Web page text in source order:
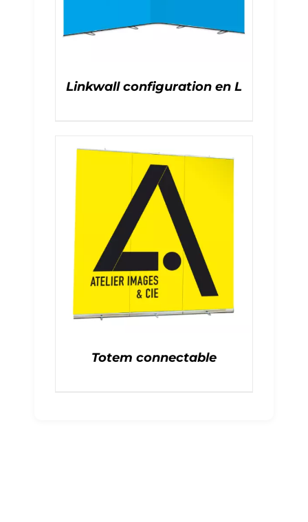
Linkwall configuration en L
Totem connectable